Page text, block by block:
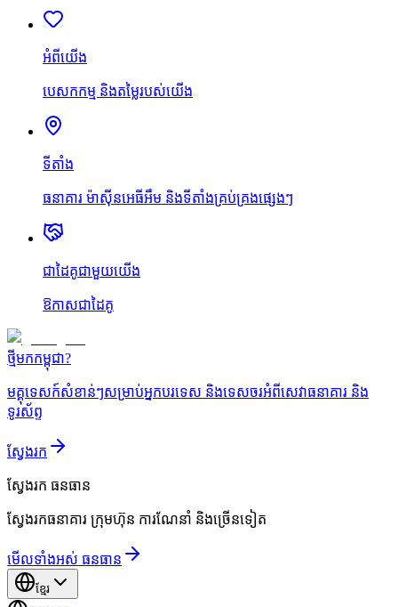
អំពីយើង
បេសកកម្ម និងតម្លៃរបស់យើង
ទីតាំង
ធនាគារ ម៉ាស៊ីនអេធីអឹម និងទីតាំងគ្រប់គ្រងផ្សេងៗ
ជាដៃគូជាមួយយើង
ឱកាសជាដៃគូ
ថ្មីមកកម្ពុជា?
មគ្គុទេសក៍សំខាន់ៗសម្រាប់អ្នកបរទេស និងទេសចរអំពីសេវាធនាគារ និង
ទូរស័ព្ទ
ស្វែងរក
ស្វែងរក ធនធាន
ស្វែងរកធនាគារ ក្រុមហ៊ុន ការណែនាំ និងច្រើនទៀត
មើលទាំងអស់ ធនធាន
ខ្មែរ